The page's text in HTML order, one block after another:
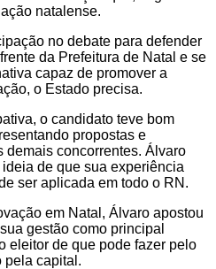
natalense.
no debate para defender
da Prefeitura de Natal e se
capaz de promover a
o Estado precisa.
o candidato teve bom
propostas e
demais concorrentes. Álvaro
de que sua experiência
ser aplicada em todo o RN.
em Natal, Álvaro apostou
gestão como principal
eleitor de que pode fazer pelo
pela capital.